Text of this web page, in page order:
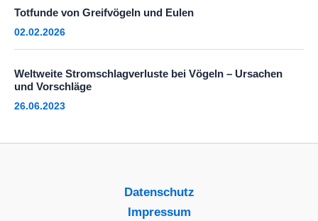
Totfunde von Greifvögeln und Eulen
02.02.2026
Weltweite Stromschlagverluste bei Vögeln – Ursachen
und Vorschläge
26.06.2023
Datenschutz
Impressum